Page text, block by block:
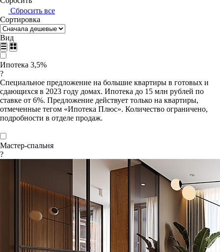
Сбросить все
Сортировка
Вид
Ипотека 3,5%
?
Специальное предложение на большие квартиры в готовых и
сдающихся в 2023 году домах. Ипотека до 15 млн рублей по
ставке от 6%. Предложение действует только на квартиры,
отмеченные тегом «Ипотека Плюс». Количество ограничено,
подробности в отделе продаж.
Мастер-спальня
?